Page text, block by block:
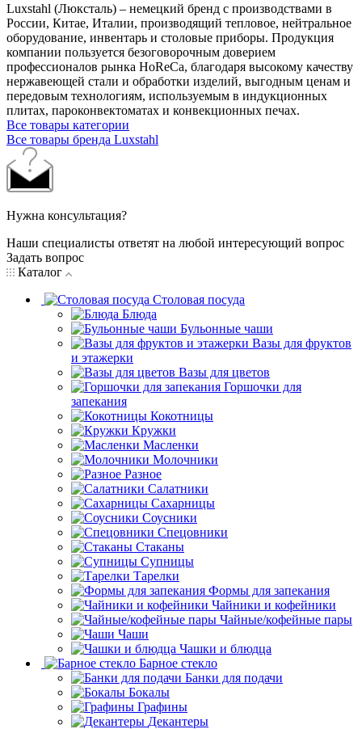
Luxstahl (Люксталь) – немецкий бренд с производствами в
России, Китае, Италии, производящий тепловое, нейтральное
оборудование, инвентарь и столовые приборы. Продукция
компании пользуется безоговорочным доверием
профессионалов рынка HoReCa, благодаря высокому качеству
нержавеющей стали и обработки изделий, выгодным ценам и
передовым технологиям, используемым в индукционных
плитах, пароконвектоматах и конвекционных печах.
Все товары категории
Все товары бренда Luxstahl
Нужна консультация?
Наши специалисты ответят на любой интересующий вопрос
Задать вопрос
Каталог
Столовая посуда
Блюда
Бульонные чаши
Вазы для фруктов
и этажерки
Вазы для цветов
Горшочки для
запекания
Кокотницы
Кружки
Масленки
Молочники
Разное
Салатники
Сахарницы
Соусники
Спецовники
Стаканы
Супницы
Тарелки
Формы для запекания
Чайники и кофейники
Чайные/кофейные пары
Чаши
Чашки и блюдца
Барное стекло
Банки для подачи
Бокалы
Графины
Декантеры